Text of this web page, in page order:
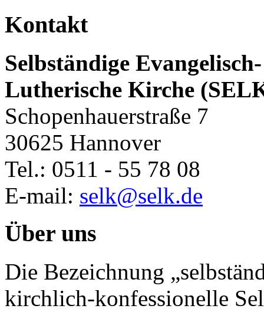
Kontakt
Selbständige Evangelisch-
Lutherische Kirche
Schopenhauerstraße 7
30625 Hannover
Tel.: 0511 - 55 78 08
E-mail: selk@selk.de
Über uns
Die Bezeichnung
kirchlich-konfessionelle